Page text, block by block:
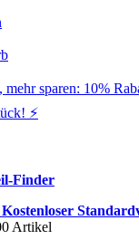
mehr sparen: 10%
⚡️
Finder
Artikel